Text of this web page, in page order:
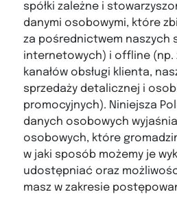
spółki zależne i
danymi osobowymi, które
za pośrednictwem naszych
internetowych) i offline (np.
kanałów obsługi klienta,
sprzedaży detalicznej i
promocyjnych). Niniejsza
danych osobowych
osobowych, które
w jaki sposób możemy je
udostępniać oraz
masz w zakresie